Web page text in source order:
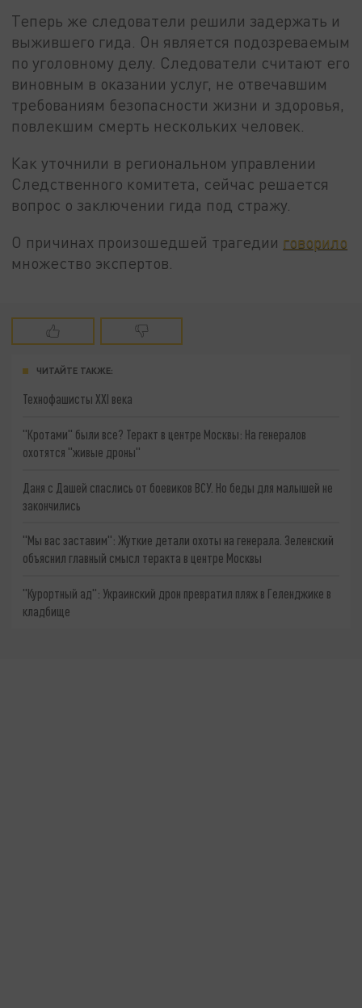
Теперь же следователи решили задержать и
выжившего гида. Он является подозреваемым
по уголовному делу. Следователи считают его
виновным в оказании услуг, не отвечавшим
требованиям безопасности жизни и здоровья,
повлекшим смерть нескольких человек.
Как уточнили в региональном управлении
Следственного комитета, сейчас решается
вопрос о заключении гида под стражу.
О причинах произошедшей трагедии говорило
множество экспертов.
ЧИТАЙТЕ ТАКЖЕ:
Технофашисты XXI века
"Кротами" были все? Теракт в центре Москвы: На генералов
охотятся "живые дроны"
Даня с Дашей спаслись от боевиков ВСУ. Но беды для малышей не
закончились
"Мы вас заставим": Жуткие детали охоты на генерала. Зеленский
объяснил главный смысл теракта в центре Москвы
"Курортный ад": Украинский дрон превратил пляж в Геленджике в
кладбище